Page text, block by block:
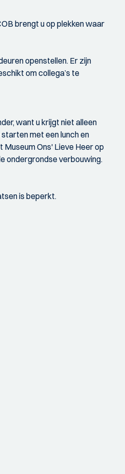
brengt u op plekken waar
openstellen. Er zijn
om collega’s te
want u krijgt niet alleen
met een lunch en
Ons' Lieve Heer op
ondergrondse verbouwing.
is beperkt.